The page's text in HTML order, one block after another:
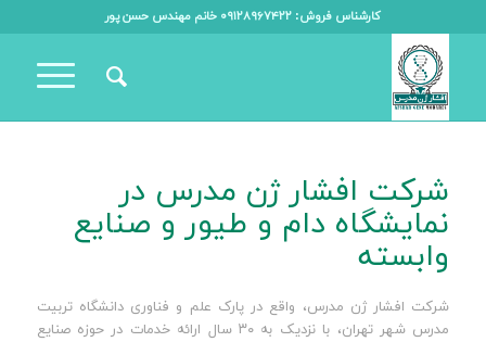
کارشناس فروش: ۰۹۱۲۸۹۶۷۴۲۲ خانم مهندس حسن پور
شرکت افشار ژن مدرس در
نمایشگاه دام و طیور و صنایع
وابسته
شرکت افشار ژن مدرس، واقع در پارک علم و فناوری دانشگاه تربیت
مدرس شهر تهران، با نزدیک به ۳۰ سال ارائه خدمات در حوزه صنایع